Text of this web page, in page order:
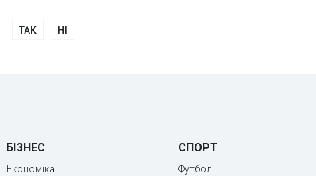
ТАК НІ
БІЗНЕС
Економіка
СПОРТ
Футбол